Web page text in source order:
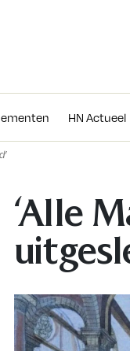
HN Actueel
‘Alle